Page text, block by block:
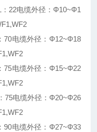
22电缆外径：Φ10~Φ1
70电缆外径：Φ12~Φ18
75电缆外径：Φ15~Φ22
75电缆外径：Φ20~Φ26
90电缆外径：Φ27~Φ33